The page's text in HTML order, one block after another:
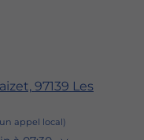
97139 Les